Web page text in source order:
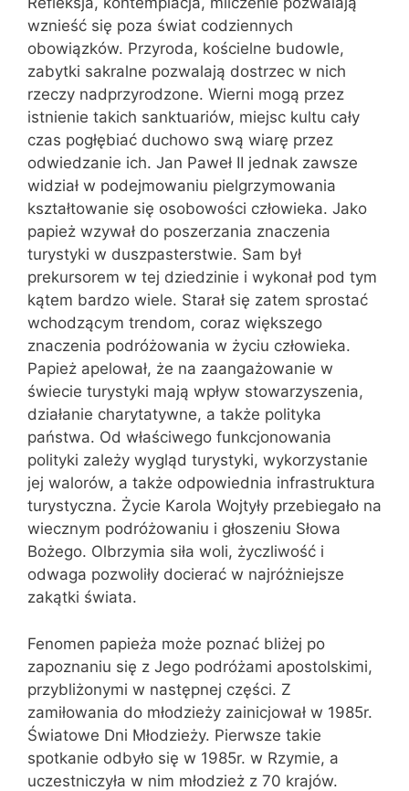
wznieść się poza świat codziennych
obowiązków. Przyroda, kościelne budowle,
zabytki sakralne pozwalają dostrzec w nich
rzeczy nadprzyrodzone. Wierni mogą przez
istnienie takich sanktuariów, miejsc kultu cały
czas pogłębiać duchowo swą wiarę przez
odwiedzanie ich. Jan Paweł II jednak zawsze
widział w podejmowaniu pielgrzymowania
kształtowanie się osobowości człowieka. Jako
papież wzywał do poszerzania znaczenia
turystyki w duszpasterstwie. Sam był
prekursorem w tej dziedzinie i wykonał pod tym
kątem bardzo wiele. Starał się zatem sprostać
wchodzącym trendom, coraz większego
znaczenia podróżowania w życiu człowieka.
Papież apelował, że na zaangażowanie w
świecie turystyki mają wpływ stowarzyszenia,
działanie charytatywne, a także polityka
państwa. Od właściwego funkcjonowania
polityki zależy wygląd turystyki, wykorzystanie
jej walorów, a także odpowiednia infrastruktura
turystyczna. Życie Karola Wojtyły przebiegało na
wiecznym podróżowaniu i głoszeniu Słowa
Bożego. Olbrzymia siła woli, życzliwość i
odwaga pozwoliły docierać w najróżniejsze
zakątki świata.
Fenomen papieża może poznać bliżej po
zapoznaniu się z Jego podróżami apostolskimi,
przybliżonymi w następnej części. Z
zamiłowania do młodzieży zainicjował w 1985r.
Światowe Dni Młodzieży. Pierwsze takie
spotkanie odbyło się w 1985r. w Rzymie, a
uczestniczyła w nim młodzież z 70 krajów.